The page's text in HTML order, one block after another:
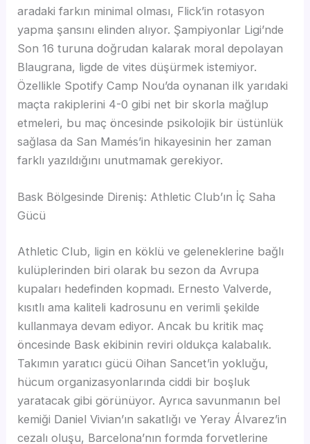
aradaki farkın minimal olması, Flick’in rotasyon
yapma şansını elinden alıyor. Şampiyonlar Ligi’nde
Son 16 turuna doğrudan kalarak moral depolayan
Blaugrana, ligde de vites düşürmek istemiyor.
Özellikle Spotify Camp Nou’da oynanan ilk yarıdaki
maçta rakiplerini 4-0 gibi net bir skorla mağlup
etmeleri, bu maç öncesinde psikolojik bir üstünlük
sağlasa da San Mamés’in hikayesinin her zaman
farklı yazıldığını unutmamak gerekiyor.
Bask Bölgesinde Direniş: Athletic Club’ın İç Saha
Gücü
Athletic Club, ligin en köklü ve geleneklerine bağlı
kulüplerinden biri olarak bu sezon da Avrupa
kupaları hedefinden kopmadı. Ernesto Valverde,
kısıtlı ama kaliteli kadrosunu en verimli şekilde
kullanmaya devam ediyor. Ancak bu kritik maç
öncesinde Bask ekibinin reviri oldukça kalabalık.
Takımın yaratıcı gücü Oihan Sancet’in yokluğu,
hücum organizasyonlarında ciddi bir boşluk
yaratacak gibi görünüyor. Ayrıca savunmanın bel
kemiği Daniel Vivian’ın sakatlığı ve Yeray Álvarez’in
cezalı oluşu, Barcelona’nın formda forvetlerine